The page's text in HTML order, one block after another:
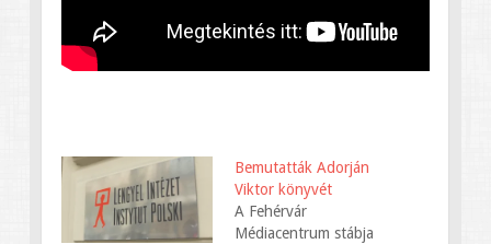
Bemutatták Adorján
Viktor könyvét
A Fehérvár
Médiacentrum stábja